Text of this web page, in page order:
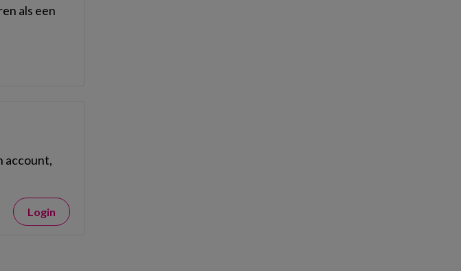
als een
account,
Login